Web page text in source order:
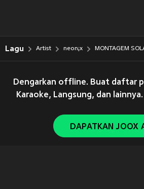
Lagu Artist neon¡x MONTAGEM
Dengarkan offline. Buat daftar
Karaoke, Langsung, dan
DAPATKAN JOOX